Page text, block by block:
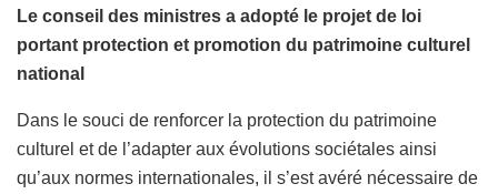
Le conseil des ministres a adopté le projet de loi
portant protection et promotion du patrimoine culturel
national
Dans le souci de renforcer la protection du patrimoine
culturel et de l’adapter aux évolutions sociétales ainsi
qu’aux normes internationales, il s’est avéré nécessaire de